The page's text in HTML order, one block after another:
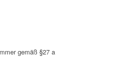
gemäß §27 a